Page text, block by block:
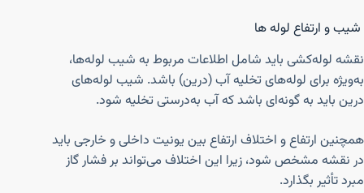
شیب و ارتفاع لوله‌ ها
نقشه لوله‌کشی باید شامل اطلاعات مربوط به شیب لوله‌ها،
به‌ویژه برای لوله‌های تخلیه آب (درین) باشد. شیب لوله‌های
درین باید به گونه‌ای باشد که آب به‌درستی تخلیه شود.
همچنین ارتفاع و اختلاف ارتفاع بین یونیت داخلی و خارجی باید
در نقشه مشخص شود، زیرا این اختلاف می‌تواند بر فشار گاز
مبرد تأثیر بگذارد.